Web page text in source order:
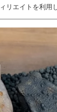
リエイトを利用